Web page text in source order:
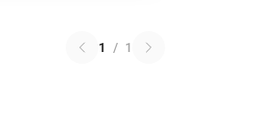
1 / 1